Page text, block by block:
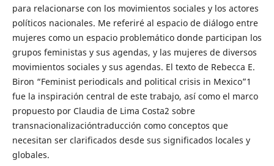
para relacionarse con los movimientos sociales y los actores
políticos nacionales. Me referiré al espacio de diálogo entre
mujeres como un espacio problemático donde participan los
grupos feministas y sus agendas, y las mujeres de diversos
movimientos sociales y sus agendas. El texto de Rebecca E.
Biron “Feminist periodicals and political crisis in Mexico”1
fue la inspiración central de este trabajo, así como el marco
propuesto por Claudia de Lima Costa2 sobre
transnacionalizacióntraducción como conceptos que
necesitan ser clarificados desde sus significados locales y
globales.